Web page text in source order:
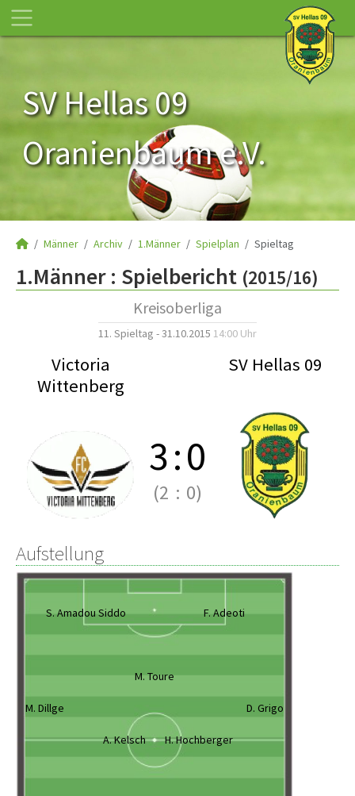
SV Hellas 09
Oranienbaum e.V.
Männer Archiv 1.Männer Spielplan Spieltag
1.Männer : Spielbericht (2015/16)
Kreisoberliga
11. Spieltag - 31.10.2015 14:00 Uhr
Victoria
Wittenberg
SV Hellas 09
3:0
(2 : 0)
Aufstellung
S. Amadou Siddo F. Adeoti
M. Toure
M. Dillge D. Grigo
A. Kelsch H. Hochberger